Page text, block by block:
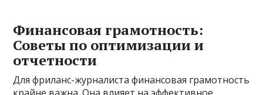
Финансовая грамотность:
Советы по оптимизации и
отчетности
Для фриланс-журналиста финансовая грамотность